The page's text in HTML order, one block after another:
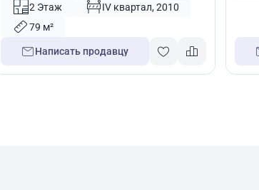
2 Этаж
IV квартал, 2010
79 м²
Написать продавцу